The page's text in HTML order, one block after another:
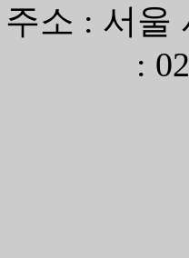
주소 : 서울
: